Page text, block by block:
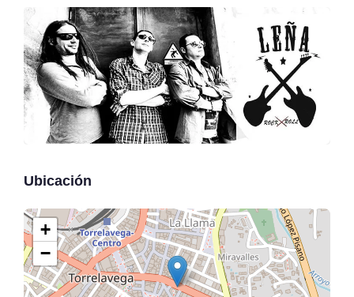
Ubicación
+
−